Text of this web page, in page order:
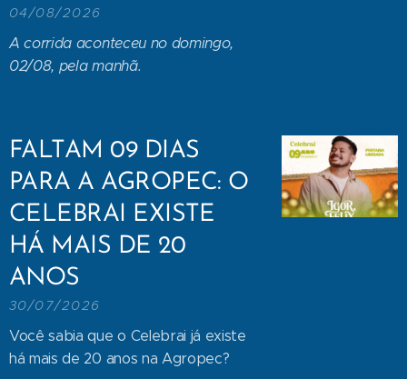
04/08/2026
A corrida aconteceu no domingo,
02/08, pela manhã.
FALTAM 09 DIAS
PARA A AGROPEC: O
CELEBRAI EXISTE
HÁ MAIS DE 20
ANOS
30/07/2026
Você sabia que o Celebrai já existe
há mais de 20 anos na Agropec?